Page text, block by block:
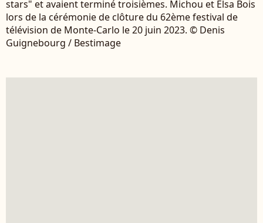
stars" et avaient terminé troisièmes. Michou et Elsa Bois
lors de la cérémonie de clôture du 62ème festival de
télévision de Monte-Carlo le 20 juin 2023. © Denis
Guignebourg / Bestimage